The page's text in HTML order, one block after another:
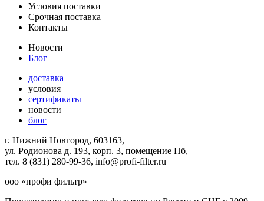
Условия поставки
Срочная поставка
Контакты
Новости
Блог
доставка
условия
сертификаты
новости
блог
г. Нижний Новгород, 603163,
ул. Родионова д. 193, корп. 3, помещение Пб,
тел. 8 (831) 280-99-36, info@profi-filter.ru
ооо «профи фильтр»